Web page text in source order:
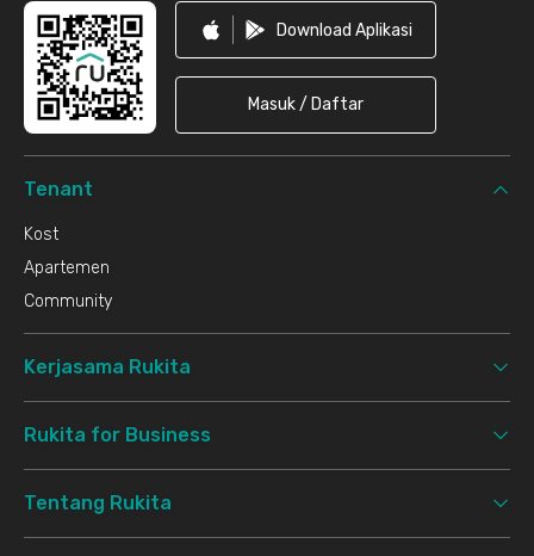
Download Aplikasi
Masuk / Daftar
Tenant
Kost
Apartemen
Community
Kerjasama Rukita
Rukita for Business
Tentang Rukita